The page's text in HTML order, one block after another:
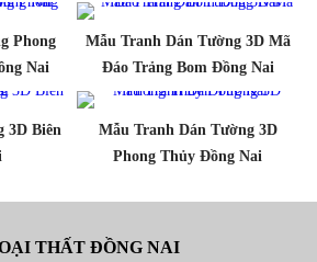
Phong
Nai
Mẫu Tranh Dán Tường 3D Mã
Đáo Trảng Bom Đồng Nai
3D Biên
Mẫu Tranh Dán Tường 3D
Phong Thủy Đồng Nai
THẤT ĐỒNG NAI